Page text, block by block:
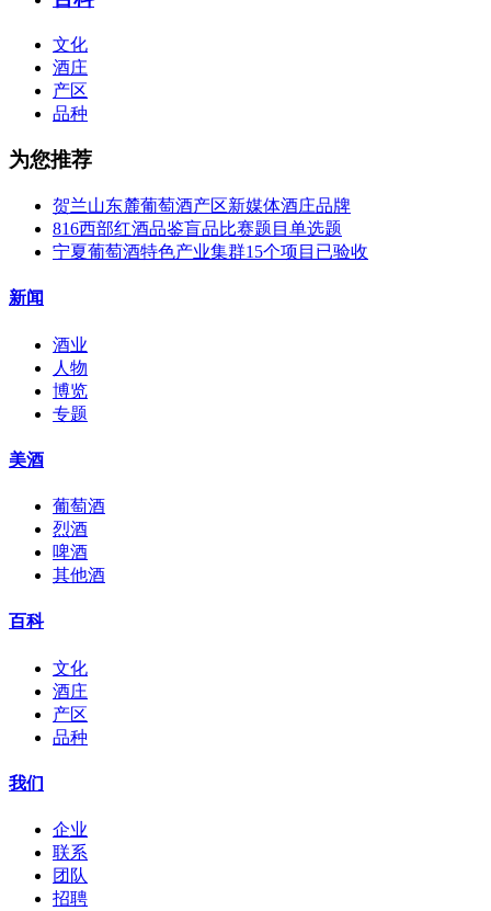
文化
酒庄
产区
品种
为您推荐
贺兰山东麓葡萄酒产区新媒体酒庄品牌
816西部红酒品鉴盲品比赛题目单选题
宁夏葡萄酒特色产业集群15个项目已验收
新闻
酒业
人物
博览
专题
美酒
葡萄酒
烈酒
啤酒
其他酒
百科
文化
酒庄
产区
品种
我们
企业
联系
团队
招聘